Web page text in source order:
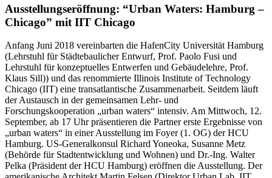
Ausstellungseröffnung: “Urban Waters: Hamburg –
Chicago” mit IIT Chicago
Anfang Juni 2018 vereinbarten die HafenCity Universität Hamburg
(Lehrstuhl für Städtebaulicher Entwurf, Prof. Paolo Fusi und
Lehrstuhl für konzeptuelles Entwerfen und Gebäudelehre, Prof.
Klaus Sill)) und das renommierte Illinois Institute of Technology
Chicago (IIT) eine transatlantische Zusammenarbeit. Seitdem läuft
der Austausch in der gemeinsamen Lehr- und
Forschungskooperation „urban waters“ intensiv. Am Mittwoch, 12.
September, ab 17 Uhr präsentieren die Partner erste Ergebnisse von
„urban waters“ in einer Ausstellung im Foyer (1. OG) der HCU
Hamburg. US-Generalkonsul Richard Yoneoka, Susanne Metz
(Behörde für Stadtentwicklung und Wohnen) und Dr.-Ing. Walter
Pelka (Präsident der HCU Hamburg) eröffnen die Ausstellung. Der